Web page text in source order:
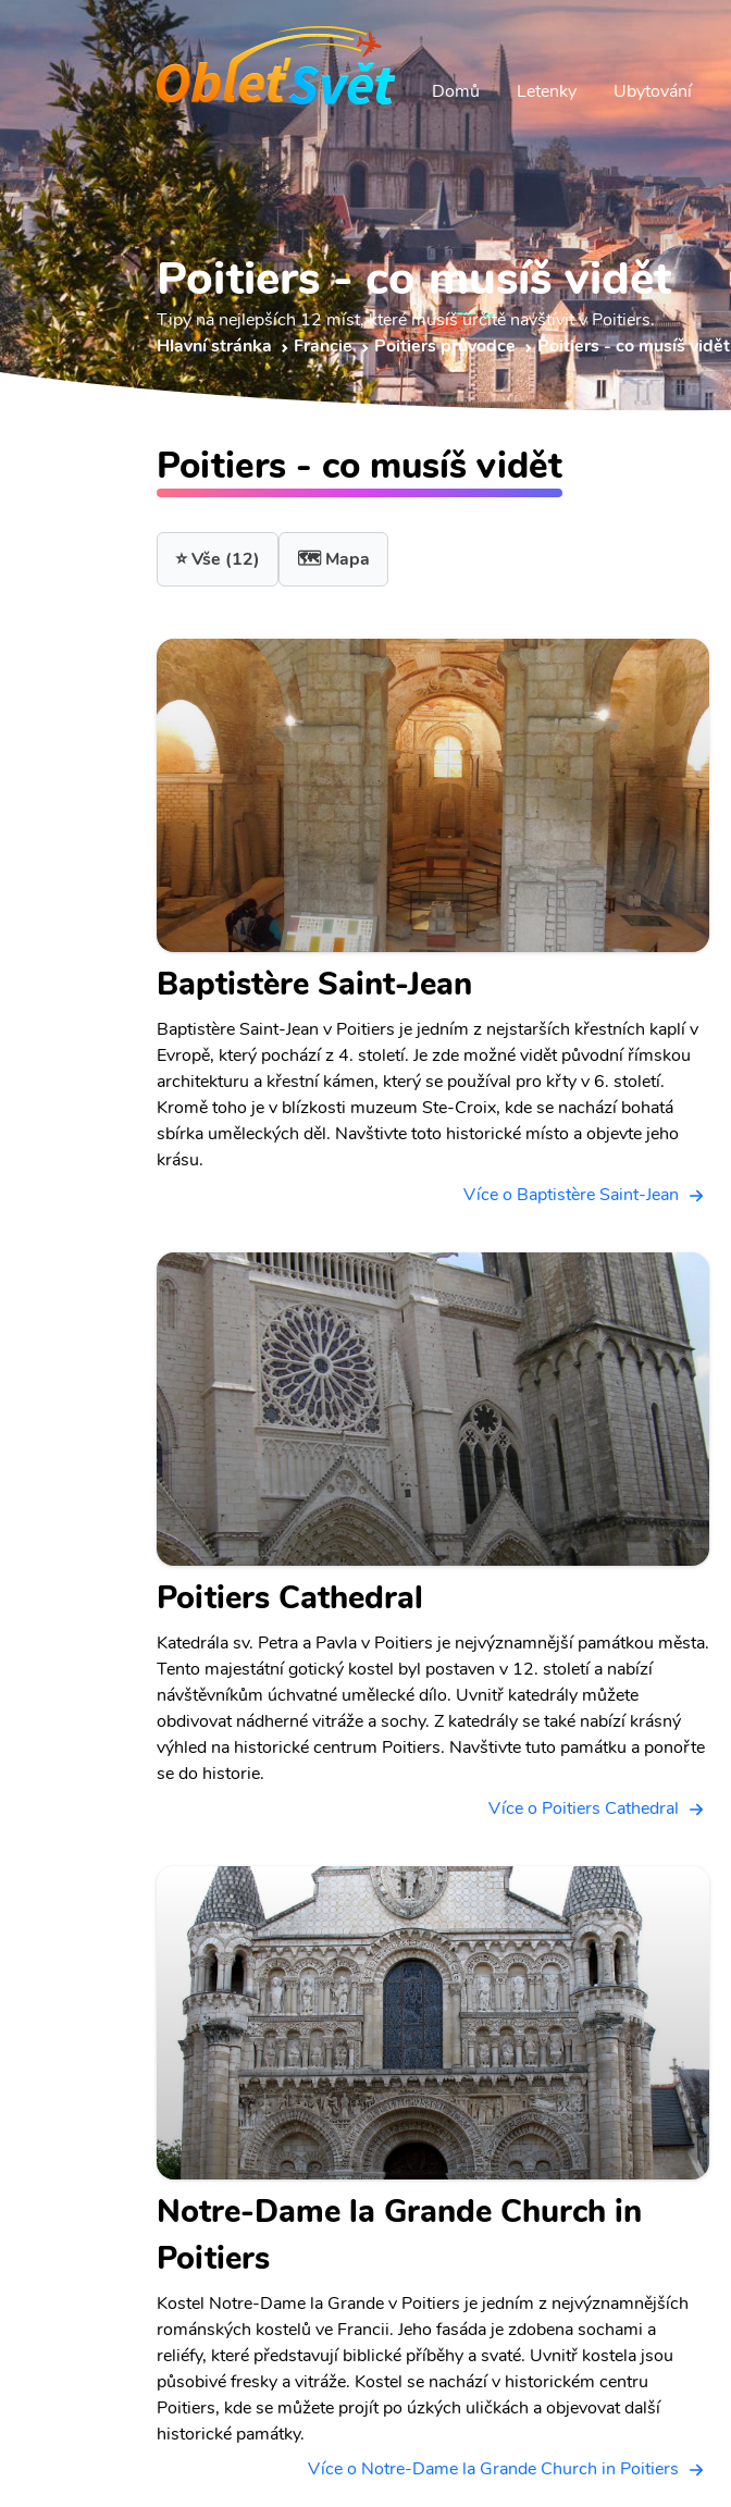
Domů Letenky Ubytování
Poitiers - co musíš vidět
Tipy na nejlepších 12 míst, které musíš určitě navštívit v Poitiers.
Hlavní stránka
Francie Poitiers průvodce Poitiers - co musíš vidět
Poitiers - co musíš vidět
⭐ Vše (12) 🗺️ Mapa
Baptistère Saint-Jean
Baptistère Saint-Jean v Poitiers je jedním z nejstarších křestních kaplí v
Evropě, který pochází z 4. století. Je zde možné vidět původní římskou
architekturu a křestní kámen, který se používal pro křty v 6. století.
Kromě toho je v blízkosti muzeum Ste-Croix, kde se nachází bohatá
sbírka uměleckých děl. Navštivte toto historické místo a objevte jeho
krásu.
Více o Baptistère Saint-Jean
Poitiers Cathedral
Katedrála sv. Petra a Pavla v Poitiers je nejvýznamnější památkou města.
Tento majestátní gotický kostel byl postaven v 12. století a nabízí
návštěvníkům úchvatné umělecké dílo. Uvnitř katedrály můžete
obdivovat nádherné vitráže a sochy. Z katedrály se také nabízí krásný
výhled na historické centrum Poitiers. Navštivte tuto památku a ponořte
se do historie.
Více o Poitiers Cathedral
Notre-Dame la Grande Church in
Poitiers
Kostel Notre-Dame la Grande v Poitiers je jedním z nejvýznamnějších
románských kostelů ve Francii. Jeho fasáda je zdobena sochami a
reliéfy, které představují biblické příběhy a svaté. Uvnitř kostela jsou
působivé fresky a vitráže. Kostel se nachází v historickém centru
Poitiers, kde se můžete projít po úzkých uličkách a objevovat další
historické památky.
Více o Notre-Dame la Grande Church in Poitiers